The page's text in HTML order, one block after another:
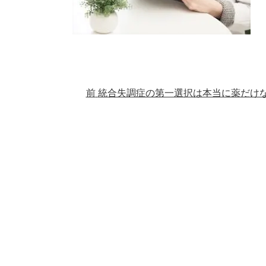
前 統合失調症の第一選択は本当に薬だけ